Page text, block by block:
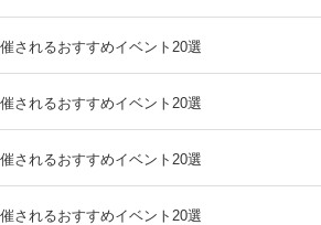
されるおすすめイベント20選
されるおすすめイベント20選
されるおすすめイベント20選
されるおすすめイベント20選